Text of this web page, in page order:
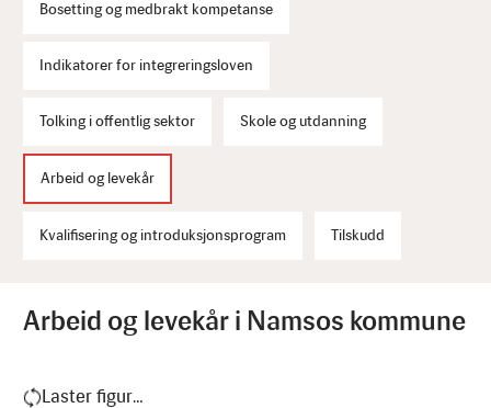
Bosetting og medbrakt kompetanse
Indikatorer for integreringsloven
Tolking i offentlig sektor Skole og utdanning
Arbeid og levekår
Kvalifisering og introduksjonsprogram Tilskudd
Arbeid og levekår i Namsos kommune
Laster figur…